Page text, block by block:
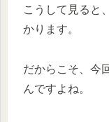
こうして見ると
かります。
だからこそ、今
んですよね。